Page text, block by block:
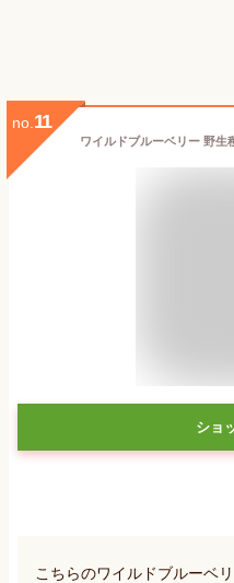
no. 11
ショ
こちらのワイルドブルーベ